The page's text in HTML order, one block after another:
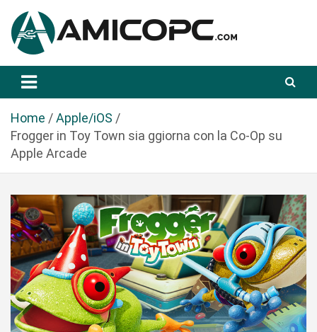
a
Amicopc.com
Home
Apple/iOS
Frogger in Toy Town sia ggiorna con la Co-Op su
Apple Arcade